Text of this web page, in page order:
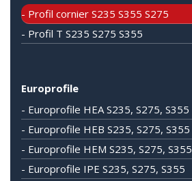
- Profil cornier S235 S355 S275
- Profil T S235 S275 S355
Europrofile
- Europrofile HEA S235, S275, S355
- Europrofile HEB S235, S275, S355
- Europrofile HEM S235, S275, S355
- Europrofile IPE S235, S275, S355